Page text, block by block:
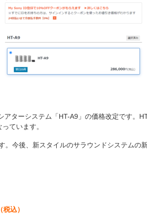
ターシステム「HT-A9」の価格改定です。
ています。
。今後、新スタイルのサラウンドシステムの
込）